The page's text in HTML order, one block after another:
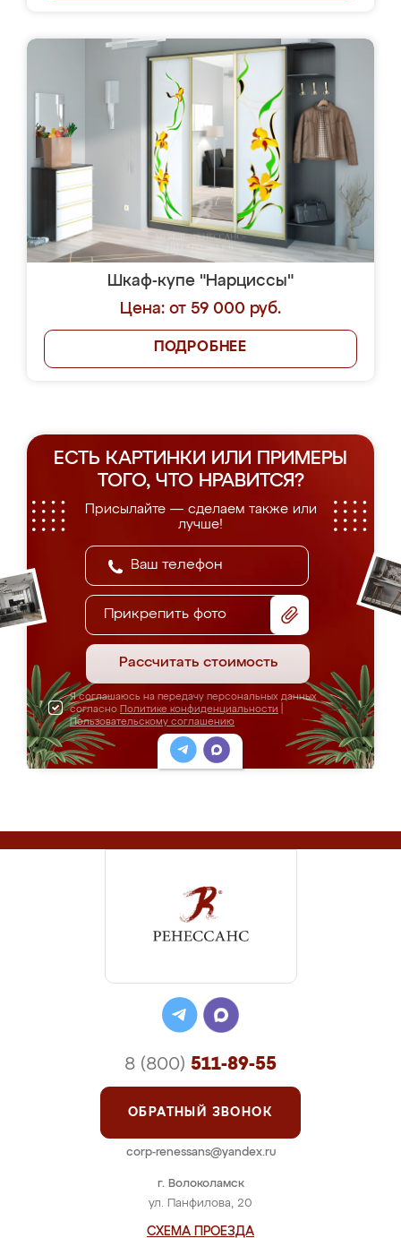
Шкаф-купе "Нарциссы"
Цена: от 59 000 руб.
ПОДРОБНЕЕ
ЕСТЬ КАРТИНКИ ИЛИ ПРИМЕРЫ
ТОГО, ЧТО НРАВИТСЯ?
Присылайте — сделаем также или
лучше!
Прикрепить фото
Рассчитать стоимость
Я соглашаюсь на передачу персональных данных
согласно Политике конфиденциальности
Пользовательскому соглашению
г. Волоколамск
ул. Панфилова, 20
СХЕМА ПРОЕЗДА
8 (800) 511-89-55
ОБРАТНЫЙ ЗВОНОК
corp-renessans@yandex.ru